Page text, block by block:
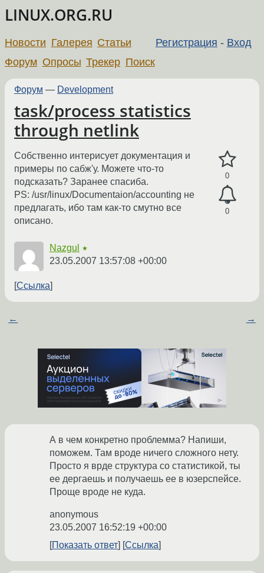
LINUX.ORG.RU
Регистрация - Вход
Новости Галерея Статьи
Форум Опросы Трекер Поиск
Форум — Development
task/process statistics
through netlink
0
0
Собственно интерисует документация и
примеры по сабж'у. Можете что-то
подсказать? Заранее спасиба.
PS: /usr/linux/Documentaion/accounting не
предлагать, ибо там как-то смутно все
описано.
Nazgul ★
23.05.2007 13:57:08 +00:00
Ссылка
← →
А в чем конкретно проблемма? Напиши,
поможем. Там вроде ничего сложного нету.
Просто я врде структура со статистикой, ты
ее дергаешь и получаешь ее в юзерспейсе.
Проще вроде не куда.
anonymous
23.05.2007 16:52:19 +00:00
Показать ответ
Ссылка